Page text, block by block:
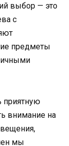
выбор — это
с
предметы
приятную
внимание на
мы